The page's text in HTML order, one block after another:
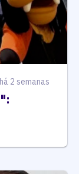
há 2 semanas